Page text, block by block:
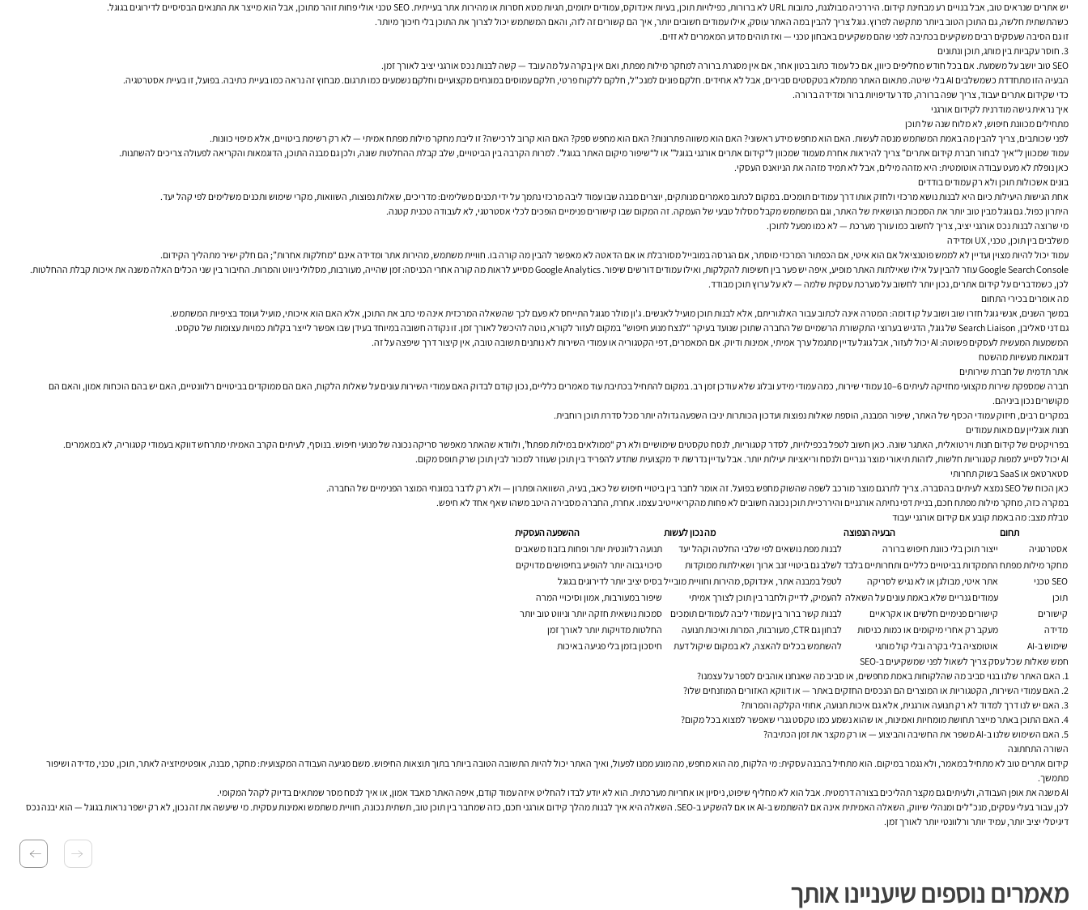
יש אתרים שנראים טוב, אבל בנויים רע מבחינת קידום. היררכיה מבולגנת, כתובות URL לא ברורות, כפילויות תוכן, בעיות אינדוקס, עמודים יתומים, תגיות מטא חסרות או מהירות אתר בעייתית. SEO טכני אולי פחות זוהר מתוכן, אבל הוא מייצר את התנאים הבסיסיים לדירוגים בגוגל.
כשהתשתית חלשה, גם התוכן הטוב ביותר מתקשה לפרוץ. גוגל צריך להבין במה האתר עוסק, אילו עמודים חשובים יותר, איך הם קשורים זה לזה, והאם המשתמש יכול לצרוך את התוכן בלי חיכוך מיותר.
זו גם הסיבה שעסקים רבים משקיעים בכתיבה לפני שהם משקיעים באבחון טכני — ואז תוהים מדוע המאמרים לא זזים.
3. חוסר עקביות בין מותג, תוכן ונתונים
SEO טוב יושב על משמעת. אם בכל חודש מחליפים כיוון, אם כל עמוד כתוב בטון אחר, אם אין מסגרת ברורה למחקר מילות מפתח, ואם אין בקרה על מה עובד — קשה לבנות נכס אורגני יציב לאורך זמן.
הבעיה הזו מתחדדת כשמשלבים AI בלי שיטה. פתאום האתר מתמלא בטקסטים סבירים, אבל לא אחידים. חלקם פונים למנכ"ל, חלקם ללקוח פרטי, חלקם עמוסים במונחים מקצועיים וחלקם נשמעים כמו תרגום. מבחוץ זה נראה כמו בעיית כתיבה. בפועל, זו בעיית אסטרטגיה.
כדי שקידום אתרים יעבוד, צריך שפה ברורה, סדר עדיפויות ברור ומדידה ברורה.
איך נראית גישה מודרנית לקידום אורגני
מתחילים מכוונת חיפוש, לא מלוח שנה של תוכן
לפני שכותבים, צריך להבין מה באמת המשתמש מנסה לעשות. האם הוא מחפש מידע ראשוני? האם הוא משווה פתרונות? האם הוא מחפש ספק? האם הוא קרוב לרכישה? זו ליבת מחקר מילות מפתח אמיתי — לא רק רשימת ביטויים, אלא מיפוי כוונות.
עמוד שמכוון ל“איך לבחור חברת קידום אתרים” צריך להיראות אחרת מעמוד שמכוון ל“קידום אתרים אורגני בגוגל” או ל“שיפור מיקום האתר בגוגל”. למרות הקרבה בין הביטויים, שלב קבלת ההחלטות שונה, ולכן גם מבנה התוכן, הדוגמאות והקריאה לפעולה צריכים להשתנות.
כאן נופלת לא מעט עבודה אוטומטית: היא מזהה מילים, אבל לא תמיד מזהה את הניואנס העסקי.
בונים אשכולות תוכן ולא רק עמודים בודדים
אחת הגישות היעילות כיום היא לבנות נושא מרכזי ולחזק אותו דרך עמודים תומכים. במקום לכתוב מאמרים מנותקים, יוצרים מבנה שבו עמוד ליבה מרכזי נתמך על ידי תכנים משלימים: מדריכים, שאלות נפוצות, השוואות, מקרי שימוש ותכנים משלימים לפי קהל יעד.
היתרון כפול. גם גוגל מבין טוב יותר את הסמכות הנושאית של האתר, וגם המשתמש מקבל מסלול טבעי של העמקה. זה המקום שבו קישורים פנימיים הופכים לכלי אסטרטגי, לא לעבודה טכנית קטנה.
מי שרוצה לבנות נכס אורגני יציב, צריך לחשוב כמו עורך מערכת — לא כמו מפעל לתוכן.
משלבים בין תוכן, טכני, UX ומדידה
עמוד יכול להיות מצוין ועדיין לא לממש פוטנציאל אם הוא איטי, אם הכפתור המרכזי מוסתר, אם הגרסה במובייל מסורבלת או אם הדאטה לא מאפשר להבין מה קורה בו. חוויית משתמש, מהירות אתר ומדידה אינם “מחלקות אחרות”; הם חלק ישיר מתהליך הקידום.
Google Search Console עוזר להבין על אילו שאילתות האתר מופיע, איפה יש פער בין חשיפות להקלקות, ואילו עמודים דורשים שיפור. Google Analytics מסייע לראות מה קורה אחרי הכניסה: זמן שהייה, מעורבות, מסלולי ניווט והמרות. החיבור בין שני הכלים האלה משנה את איכות קבלת ההחלטות.
לכן, כשמדברים על קידום אתרים, נכון יותר לחשוב על מערכת עסקית שלמה — לא על ערוץ תוכן מבודד.
מה אומרים בכירי התחום
במשך השנים, אנשי גוגל חזרו שוב ושוב על קו דומה: המטרה אינה לכתוב עבור האלגוריתם, אלא לבנות תוכן מועיל לאנשים. ג'ון מולר מגוגל התייחס לא פעם לכך שהשאלה המרכזית אינה מי כתב את התוכן, אלא האם הוא איכותי, מועיל ועומד בציפיות המשתמש.
גם דני סאליבן, Search Liaison של גוגל, הדגיש בערוצי התקשורת הרשמיים של החברה שתוכן שנועד בעיקר “לנצח מנוע חיפוש” במקום לעזור לקורא, נוטה להיכשל לאורך זמן. זו נקודה חשובה במיוחד בעידן שבו אפשר לייצר בקלות כמויות עצומות של טקסט.
המשמעות המעשית לעסקים פשוטה: AI יכול לעזור, אבל גוגל עדיין מתגמל ערך אמיתי, אמינות ודיוק. אם המאמרים, דפי הקטגוריה או עמודי השירות לא נותנים תשובה טובה, אין קיצור דרך שיפצה על זה.
דוגמאות מעשיות מהשטח
אתר תדמית של חברת שירותים
חברה שמספקת שירות מקצועי מחזיקה לעיתים 6–10 עמודי שירות, כמה עמודי מידע ובלוג שלא עודכן זמן רב. במקום להתחיל בכתיבת עוד מאמרים כלליים, נכון קודם לבדוק האם עמודי השירות עונים על שאלות הלקוח, האם הם ממוקדים בביטויים רלוונטיים, האם יש בהם הוכחות אמון, והאם הם
מקושרים נכון ביניהם.
במקרים רבים, חיזוק עמודי הכסף של האתר, שיפור המבנה, הוספת שאלות נפוצות ועדכון הכותרות יניבו השפעה גדולה יותר מכל סדרת תוכן רוחבית.
חנות אונליין עם מאות עמודים
בפרויקטים של קידום חנות וירטואלית, האתגר שונה. כאן חשוב לטפל בכפילויות, לסדר קטגוריות, לנסח טקסטים שימושיים ולא רק “ממולאים במילות מפתח”, ולוודא שהאתר מאפשר סריקה נכונה של מנועי חיפוש. בנוסף, לעיתים הקרב האמיתי מתרחש דווקא בעמודי קטגוריה, לא במאמרים.
AI יכול לסייע למפות קטגוריות חלשות, לזהות תיאורי מוצר גנריים ולנסח וריאציות יעילות יותר. אבל עדיין נדרשת יד מקצועית שתדע להפריד בין תוכן שעוזר למכור לבין תוכן שרק תופס מקום.
סטארטאפ או SaaS בשוק תחרותי
כאן הכוח של SEO נמצא לעיתים בהסברה. צריך לתרגם מוצר מורכב לשפה שהשוק מחפש בפועל. זה אומר לחבר בין ביטויי חיפוש של כאב, בעיה, השוואה ופתרון — ולא רק לדבר במונחי המוצר הפנימיים של החברה.
במקרה כזה, מחקר מילות מפתח חכם, בניית דפי נחיתה אורגניים והיררכיית תוכן נכונה חשובים לא פחות מהקריאייטיב עצמו. אחרת, החברה מסבירה היטב משהו שאף אחד לא חיפש.
טבלת מצב: מה באמת קובע אם קידום אורגני יעבוד
תחום
הבעיה הנפוצה מה נכון לעשות
ההשפעה העסקית
אסטרטגיה
ייצור תוכן בלי כוונת חיפוש ברורה לבנות מפת נושאים לפי שלבי החלטה וקהל יעד
תנועה רלוונטית יותר ופחות בזבוז משאבים
מחקר מילות מפתח התמקדות בביטויים כלליים ותחרותיים בלבדלשלב גם ביטויי זנב ארוך ושאילתות ממוקדות
סיכוי גבוה יותר להופיע בחיפושים מדויקים
SEO טכני
אתר איטי, מבולגן או לא נגיש לסריקה לטפל במבנה אתר, אינדוקס, מהירות וחוויית מוביילבסיס יציב יותר לדירוגים בגוגל
תוכן
עמודים גנריים שלא באמת עונים על השאלה להעמיק, לדייק ולחבר בין תוכן לצורך אמיתי
שיפור במעורבות, אמון וסיכויי המרה
קישורים
קישורים פנימיים חלשים או אקראיים לבנות קשר ברור בין עמודי ליבה לעמודים תומכים
סמכות נושאית חזקה יותר וניווט טוב יותר
מדידה
מעקב רק אחרי מיקומים או כמות כניסות לבחון גם CTR, מעורבות, המרות ואיכות תנועה
החלטות מדויקות יותר לאורך זמן
שימוש ב-AI
אוטומציה בלי בקרה ובלי קול מותגי להשתמש בכלים להאצה, לא במקום שיקול דעת
חיסכון בזמן בלי פגיעה באיכות
חמש שאלות שכל עסק צריך לשאול לפני שמשקיעים ב-SEO
האם האתר שלנו בנוי סביב מה שהלקוחות באמת מחפשים, או סביב מה שאנחנו אוהבים לספר על עצמנו?
האם עמודי השירות, הקטגוריות או המוצרים הם הנכסים החזקים באתר — או דווקא האזורים המוזנחים שלו?
האם יש לנו דרך למדוד לא רק תנועה אורגנית, אלא גם איכות תנועה, אחוזי הקלקה והמרות?
האם התוכן באתר מייצר תחושת מומחיות ואמינות, או שהוא נשמע כמו טקסט גנרי שאפשר למצוא בכל מקום?
האם השימוש שלנו ב-AI משפר את החשיבה והביצוע — או רק מקצר את זמן הכתיבה?
השורה התחתונה
קידום אתרים טוב לא מתחיל במאמר, ולא נגמר במיקום. הוא מתחיל בהבנה עסקית: מי הלקוח, מה הוא מחפש, מה מונע ממנו לפעול, ואיך האתר יכול להיות התשובה הטובה ביותר בתוך תוצאות החיפוש. משם מגיעה העבודה המקצועית: מחקר, מבנה, אופטימיזציה לאתר, תוכן, טכני, מדידה ושיפור
מתמשך.
AI משנה את אופן העבודה, ולעיתים גם מקצר תהליכים בצורה דרמטית. אבל הוא לא מחליף שיפוט, ניסיון או אחריות מערכתית. הוא לא יודע לבדו להחליט איזה עמוד קודם, איפה האתר מאבד אמון, או איך לנסח מסר שמתאים בדיוק לקהל המקומי.
לכן, עבור בעלי עסקים, מנכ"לים ומנהלי שיווק, השאלה האמיתית אינה אם להשתמש ב-AI או אם להשקיע ב-SEO. השאלה היא איך לבנות מהלך קידום אורגני חכם, כזה שמחבר בין תוכן טוב, תשתית נכונה, חוויית משתמש ואמינות עסקית. מי שיעשה את זה נכון, לא רק ישפר נראות בגוגל — הוא יבנה נכס
דיגיטלי יציב יותר, עמיד יותר ורלוונטי יותר לאורך זמן.
מאמרים נוספים שיעניינו אותך